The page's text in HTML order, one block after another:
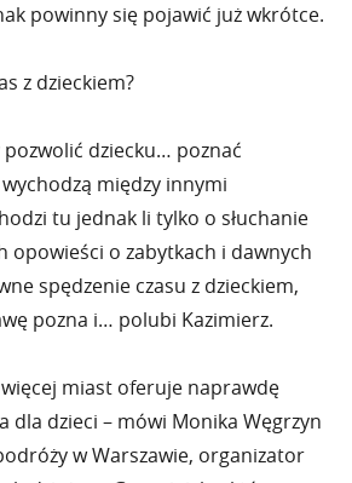
powinny się pojawić już wkrótce.
z dzieckiem?
pozwolić dziecku… poznać
między innymi
tu jednak li tylko o słuchanie
opowieści o zabytkach i dawnych
spędzenie czasu z dzieckiem,
pozna i… polubi Kazimierz.
miast oferuje naprawdę
dla dzieci – mówi Monika Węgrzyn
w Warszawie, organizator